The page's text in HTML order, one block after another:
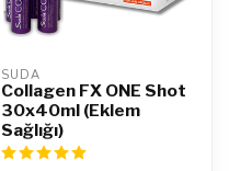
SUDA
Collagen FX ONE Shot
30x40ml (Eklem
Sağlığı)